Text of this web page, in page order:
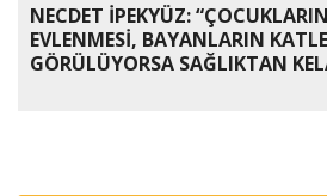
NECDET İPEKYÜZ:
EVLENMESİ, BAYANLARIN
GÖRÜLÜYORSA SAĞLIKTAN